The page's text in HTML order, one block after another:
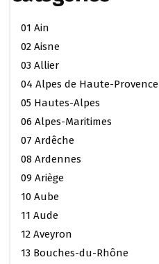
01 Ain
02 Aisne
03 Allier
04 Alpes de Haute-Provence
05 Hautes-Alpes
06 Alpes-Maritimes
07 Ardêche
08 Ardennes
09 Ariège
10 Aube
11 Aude
12 Aveyron
13 Bouches-du-Rhône